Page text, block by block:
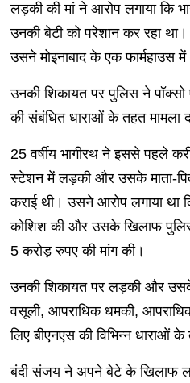
लड़की की मां ने आरोप लगाया कि
उनकी बेटी को परेशान कर रहा
उसने मोइनाबाद के एक फार्महाउस में
उनकी शिकायत पर पुलिस ने
की संबंधित धाराओं के तहत मामला
25 वर्षीय भागीरथ ने इससे पहले
स्टेशन में लड़की और उसके माता-
कराई थी। उसने आरोप लगाया था
कोशिश की और उसके खिलाफ
5 करोड़ रुपए की मांग की।
उनकी शिकायत पर लड़की और
वसूली, आपराधिक धमकी,
लिए बीएनएस की विभिन्न धाराओं के
बंदी संजय ने अपने बेटे के खिलाफ